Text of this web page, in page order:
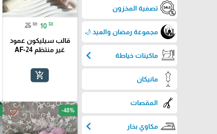
تصفية المخزون
مجموعة رمضان والعيد 🌙
ماكينات خياطة chevron_left
مانيكان
المقصات
مكاوي بخار chevron_left
25 ₪ 10 ₪
قالب سيليكون عمود
غير منتظم AF-24
add_shopping_cart
favorite_border -48%